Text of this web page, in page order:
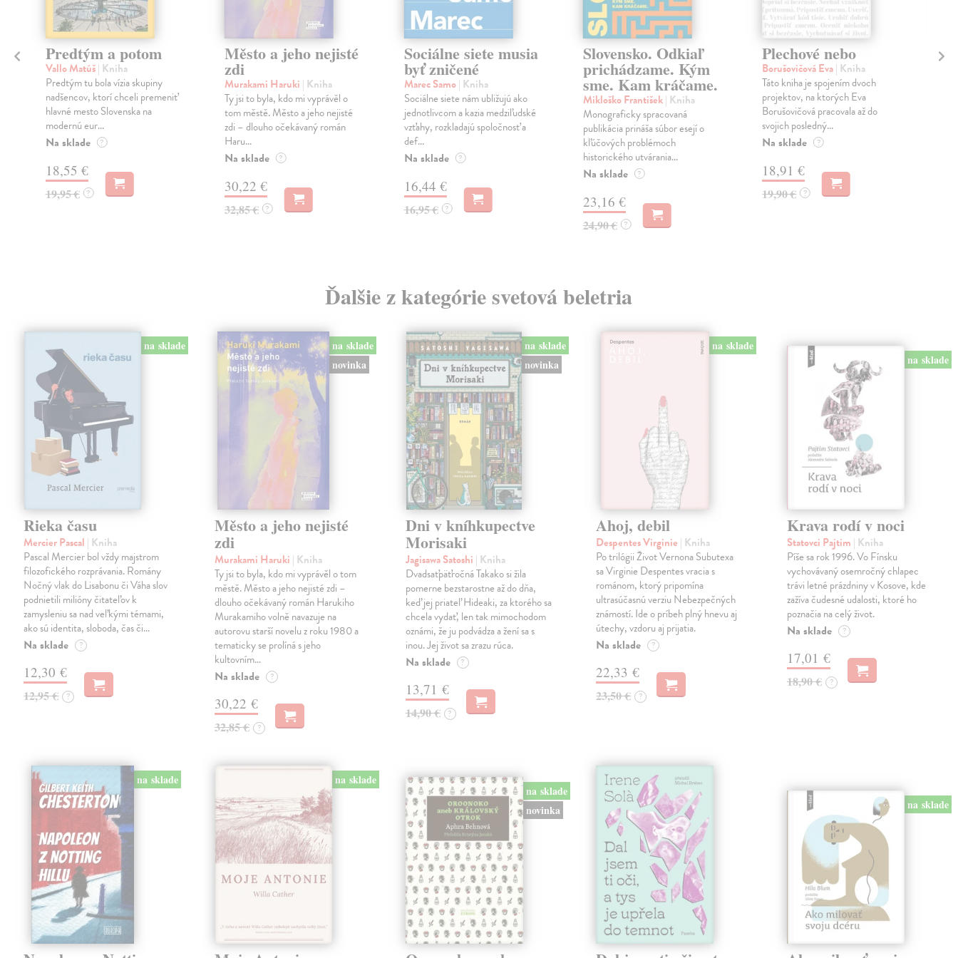
Predtým a potom
Vallo Matúš| Kniha
Predtým tu bola vízia skupiny
nadšencov, ktorí chceli premeniť
hlavné mesto Slovenska na
modernú eur...
Na sklade ?
18,55 €
19,95 € ?
Město a jeho nejisté
zdi
Murakami Haruki | Kniha
Ty jsi to byla, kdo mi vyprávěl o
tom městě. Město a jeho nejisté
zdi – dlouho očekávaný román
Haru...
Na sklade ?
30,22 €
32,85 € ?
Sociálne siete musia
byť zničené
Marec Samo| Kniha
Sociálne siete nám ubližujú ako
jednotlivcom a kazia medziľudské
vzťahy, rozkladajú spoločnosť a
def...
Na sklade ?
16,44 €
16,95 € ?
Slovensko. Odkiaľ
prichádzame. Kým
sme. Kam kráčame.
Mikloško František| Kniha
Monograficky spracovaná
publikácia prináša súbor esejí o
kľúčových problémoch
historického utvárania...
Na sklade ?
23,16 €
24,90 € ?
Plechové nebo
Borušovičová Eva| Kniha
Táto kniha je spojením dvoch
projektov, na ktorých Eva
Borušovičová pracovala až do
svojich posledný...
Na sklade ?
18,91 €
19,90 € ?
Ďalšie z kategórie svetová beletria
na sklade
Rieka času
Mercier Pascal | Kniha
Pascal Mercier bol vždy majstrom
filozofického rozprávania. Romány
Nočný vlak do Lisabonu či Váha slov
podnietili milióny čitateľov k
zamysleniu sa nad veľkými témami,
ako sú identita, sloboda, čas či…
Na sklade ?
12,30 €
12,95 € ?
na sklade
novinka
Město a jeho nejisté
zdi
Murakami Haruki | Kniha
Ty jsi to byla, kdo mi vyprávěl o tom
městě. Město a jeho nejisté zdi –
dlouho očekávaný román Harukiho
Murakamiho volně navazuje na
autorovu starší novelu z roku 1980 a
tematicky se prolíná s jeho
kultovním…
Na sklade ?
30,22 €
32,85 € ?
na sklade
novinka
Dni v kníhkupectve
Morisaki
Jagisawa Satoshi | Kniha
Dvadsaťpäťročná Takako si žila
pomerne bezstarostne až do dňa,
keď jej priateľ Hideaki, za ktorého sa
chcela vydať, len tak mimochodom
oznámi, že ju podvádza a žení sa s
inou. Jej život sa zrazu rúca.
Na sklade ?
13,71 €
14,90 € ?
na sklade
Ahoj, debil
Despentes Virginie | Kniha
Po trilógii Život Vernona Subutexa
sa Virginie Despentes vracia s
románom, ktorý pripomína
ultrasúčasnú verziu Nebezpečných
známostí. Ide o príbeh plný hnevu aj
útechy, vzdoru aj prijatia.
Na sklade ?
22,33 €
23,50 € ?
na sklade
Krava rodí v noci
Statovci Pajtim | Kniha
Píše sa rok 1996. Vo Fínsku
vychovávaný osemročný chlapec
trávi letné prázdniny v Kosove, kde
zažíva čudesné udalosti, ktoré ho
poznačia na celý život.
Na sklade ?
17,01 €
18,90 € ?
na sklade na sklade
na sklade
novinka
na sklade